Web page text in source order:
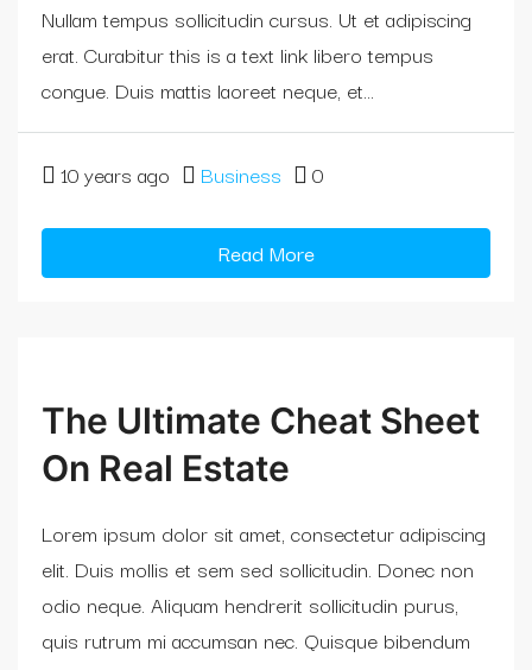
Nullam tempus sollicitudin cursus. Ut et adipiscing
erat. Curabitur this is a text link libero tempus
congue. Duis mattis laoreet neque, et...
10 years ago Business 0
Read More
The Ultimate Cheat Sheet
On Real Estate
Lorem ipsum dolor sit amet, consectetur adipiscing
elit. Duis mollis et sem sed sollicitudin. Donec non
odio neque. Aliquam hendrerit sollicitudin purus,
quis rutrum mi accumsan nec. Quisque bibendum